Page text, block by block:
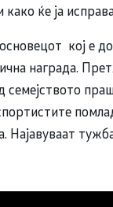
ќе ја
кој е
награда.
Најавуваат